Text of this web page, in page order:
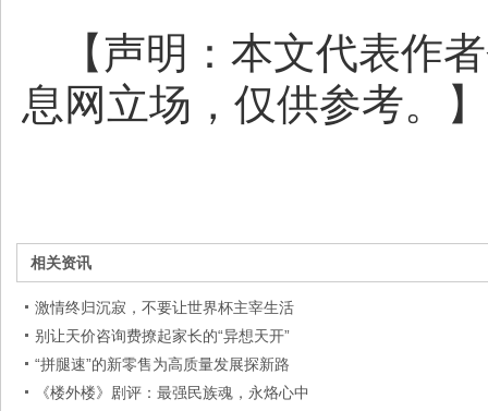
【声明：本文代表作
息网立场，仅供参考。】
相关资讯
激情终归沉寂，不要让世界杯主宰生活
别让天价咨询费撩起家长的“异想天开”
“拼腿速”的新零售为高质量发展探新路
《楼外楼》剧评：最强民族魂，永烙心中